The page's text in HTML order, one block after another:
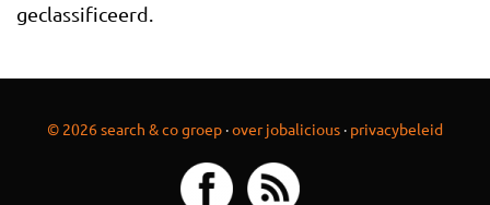
geclassificeerd.
© 2026 search & co groep ·over jobalicious · privacybeleid